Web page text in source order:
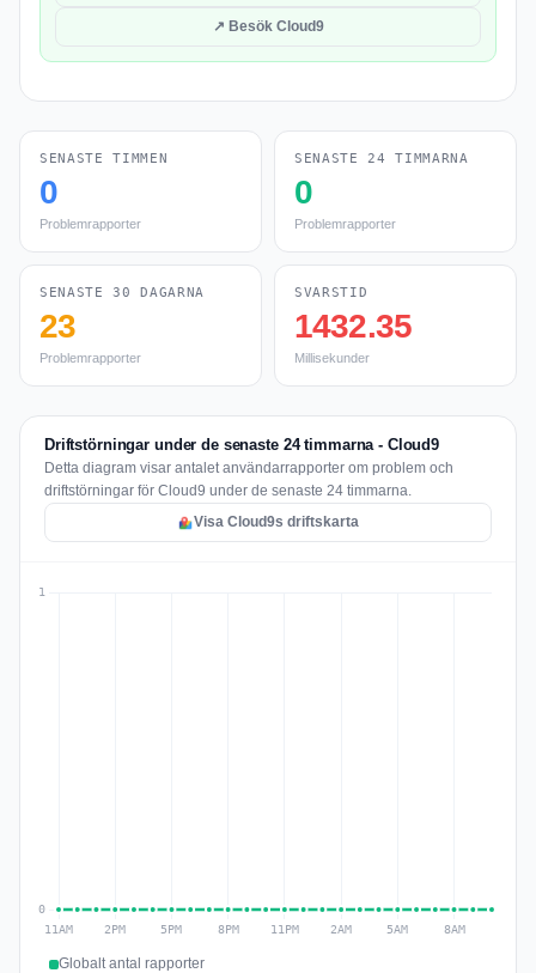
↗ Besök Cloud9
SENASTE TIMMEN
0
Problemrapporter
SENASTE 24 TIMMARNA
0
Problemrapporter
SENASTE 30 DAGARNA
23
Problemrapporter
SVARSTID
1432.35
Millisekunder
Driftstörningar under de senaste 24 timmarna - Cloud9
Detta diagram visar antalet användarrapporter om problem och
driftstörningar för Cloud9 under de senaste 24 timmarna.
Visa Cloud9s driftskarta
Globalt antal rapporter